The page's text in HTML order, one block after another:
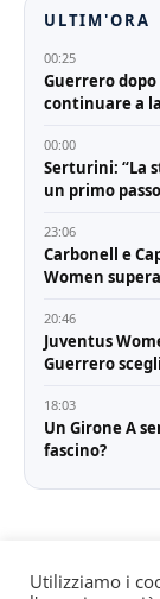
ULTIM'ORA
00:25
Guerrero
continuare a
00:00
Serturini: “La
un primo
23:06
Carbonell e
Women
20:46
Juventus
Guerrero
18:03
Un Girone A
fascino?
Utilizziamo i